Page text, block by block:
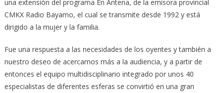
una extensión del programa En Antena, de la emisora provincial
CMKX Radio Bayamo, el cual se transmite desde 1992 y está
dirigido a la mujer y la familia.
Fue una respuesta a las necesidades de los oyentes y también a
nuestro deseo de acercarnos más a la audiencia, y a partir de
entonces el equipo multidisciplinario integrado por unos 40
especialistas de diferentes esferas se convirtió en una gran